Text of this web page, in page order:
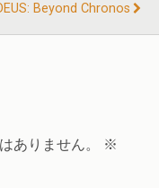
Beyond Chronos
ありません。
※